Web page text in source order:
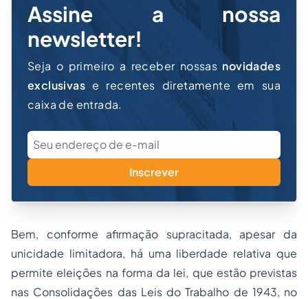
Assine a nossa
newsletter!
Seja o primeiro a receber nossas novidades
exclusivas e recentes diretamente em sua
caixa de entrada.
Inscrever
Bem, conforme afirmação supracitada, apesar da
unicidade limitadora, há uma liberdade relativa que
permite eleições na forma da lei, que estão previstas
nas Consolidações das Leis do Trabalho de 1943, no